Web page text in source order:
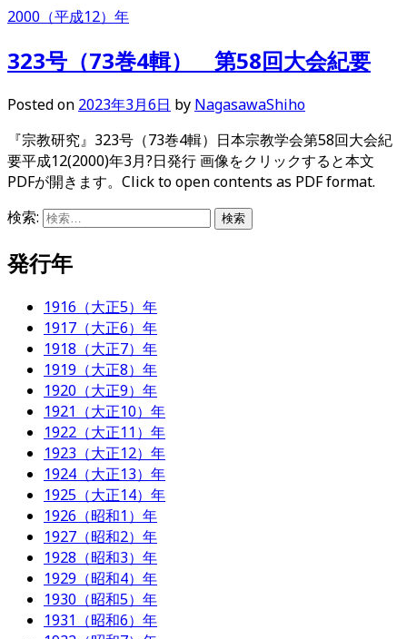
2000（平成12）年
323号（73巻4輯） 第58回大会紀要
Postedon 2023年3月6日 by NagasawaShiho
『宗教研究』323号（73巻4輯）日本宗教学会第58回大会紀
要平成12(2000)年3月?日発行 画像をクリックすると本文
PDFが開きます。Click to open contents as PDF format.
検索:
発行年
1916（大正5）年
1917（大正6）年
1918（大正7）年
1919（大正8）年
1920（大正9）年
1921（大正10）年
1922（大正11）年
1923（大正12）年
1924（大正13）年
1925（大正14）年
1926（昭和1）年
1927（昭和2）年
1928（昭和3）年
1929（昭和4）年
1930（昭和5）年
1931（昭和6）年